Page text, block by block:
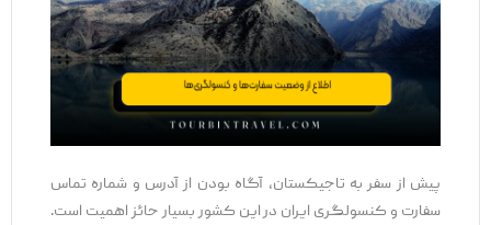
پیش از سفر به تاجیکستان، آگاه بودن از آدرس و شماره تماس
سفارت و کنسولگری ایران در این کشور بسیار حائز اهمیت است.